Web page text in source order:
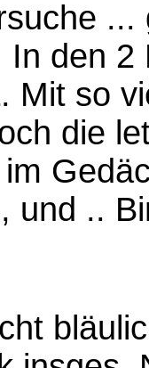
den
Mit so
die
und ..